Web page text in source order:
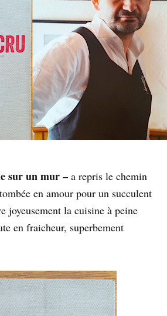
sur un mur – a repris le chemin
en amour pour un succulent
joyeusement la cuisine à peine
en fraicheur, superbement